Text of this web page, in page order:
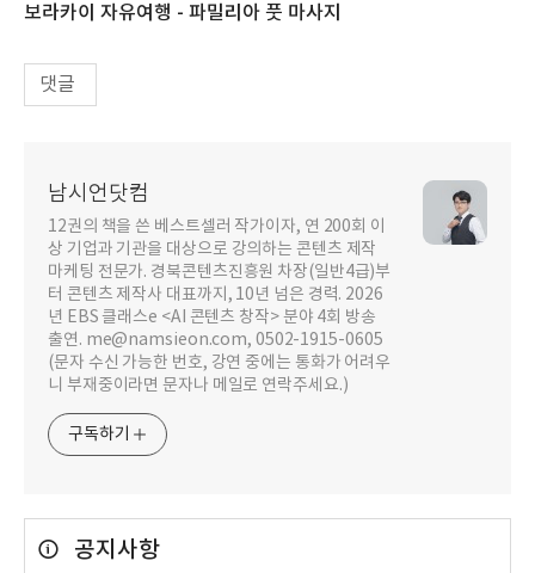
보라카이 자유여행 - 파밀리아 풋 마사지
댓글
남시언닷컴
12권의 책을 쓴 베스트셀러 작가이자, 연 200회 이
상 기업과 기관을 대상으로 강의하는 콘텐츠 제작
마케팅 전문가. 경북콘텐츠진흥원 차장(일반4급)부
터 콘텐츠 제작사 대표까지, 10년 넘은 경력. 2026
년 EBS 클래스e <AI 콘텐츠 창작> 분야 4회 방송
출연. me@namsieon.com, 0502-1915-0605
(문자 수신 가능한 번호, 강연 중에는 통화가 어려우
니 부재중이라면 문자나 메일로 연락주세요.)
구독하기
공지사항